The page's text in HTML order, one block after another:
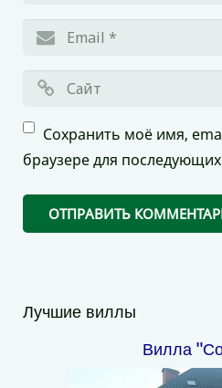
Сохранить моё имя,
браузере для
Лучшие виллы
Вилла